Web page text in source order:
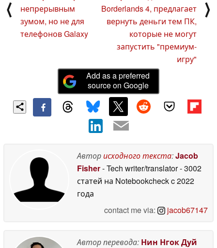
⟨
непрерывным
зумом, но не для
телефонов Galaxy
Borderlands 4, предлагает
вернуть деньги тем ПК,
которые не могут
запустить "премиум-
игру"
⟩
Add as a preferred
source on Google
Авторисходного текста:Jacob
Fisher- Tech writer/translator- 3002
статей на Notebookcheckc 2022
года
contact me via:
jacob67147
Автор перевода: Нин Нгок Дуй